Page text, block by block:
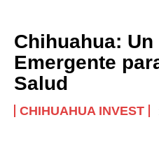
Chihuahua:
Emergente
Salud
CHIHUAHUA INVEST